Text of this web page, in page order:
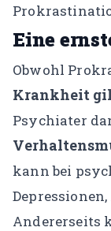
Eine
Obwohl
Krankheit
Psychiater
kann bei
Andererseits